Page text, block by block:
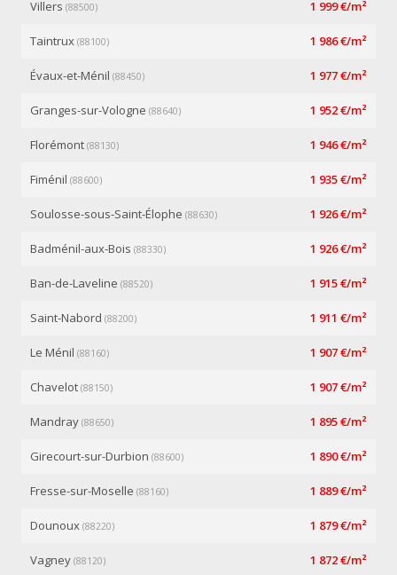
Villers (88500) 1 999 €/m²
Taintrux (88100) 1 986 €/m²
Évaux-et-Ménil (88450) 1 977 €/m²
Granges-sur-Vologne (88640) 1 952 €/m²
Florémont (88130) 1 946 €/m²
Fiménil (88600) 1 935 €/m²
Soulosse-sous-Saint-Élophe (88630) 1 926 €/m²
Badménil-aux-Bois (88330) 1 926 €/m²
Ban-de-Laveline (88520) 1 915 €/m²
Saint-Nabord (88200) 1 911 €/m²
Le Ménil (88160) 1 907 €/m²
Chavelot (88150) 1 907 €/m²
Mandray (88650) 1 895 €/m²
Girecourt-sur-Durbion (88600) 1 890 €/m²
Fresse-sur-Moselle (88160) 1 889 €/m²
Dounoux (88220) 1 879 €/m²
Vagney (88120) 1 872 €/m²